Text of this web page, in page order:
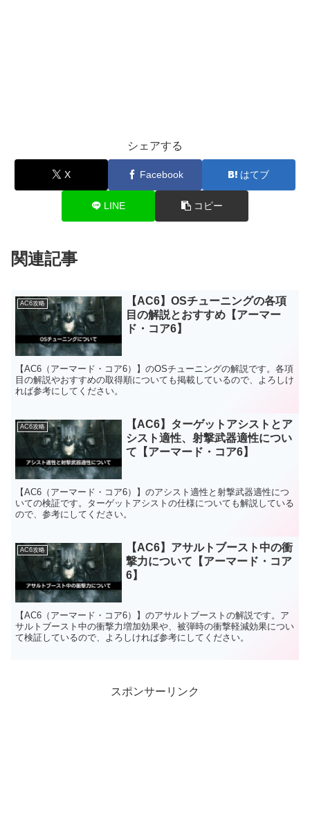
シェアする
X Facebook はてブ
LINE コピー
関連記事
AC6攻略
【AC6】OSチューニングの各項
目の解説とおすすめ【アーマー
ド・コア6】
【AC6（アーマード・コア6）】のOSチューニングの解説です。各項
目の解説やおすすめの取得順についても掲載しているので、よろしけ
れば参考にしてください。
AC6攻略
【AC6】ターゲットアシストとア
シスト適性、射撃武器適性につい
て【アーマード・コア6】
【AC6（アーマード・コア6）】のアシスト適性と射撃武器適性につ
いての検証です。ターゲットアシストの仕様についても解説している
ので、参考にしてください。
AC6攻略
【AC6】アサルトブースト中の衝
撃力について【アーマード・コア
6】
【AC6（アーマード・コア6）】のアサルトブーストの解説です。ア
サルトブースト中の衝撃力増加効果や、被弾時の衝撃軽減効果につい
て検証しているので、よろしければ参考にしてください。
スポンサーリンク